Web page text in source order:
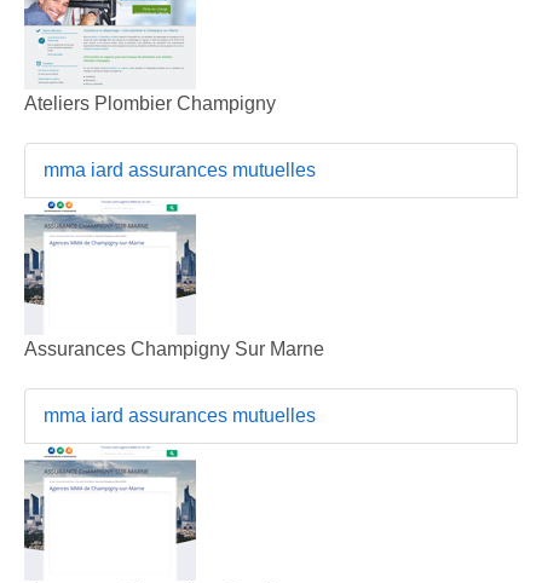
Ateliers Plombier Champigny
mma iard assurances mutuelles
Assurances Champigny Sur Marne
mma iard assurances mutuelles